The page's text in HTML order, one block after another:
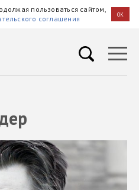
пользоваться сайтом,
соглашения OK